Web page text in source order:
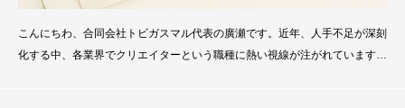
こんにちわ、合同会社トビガスマル代表の廣瀬です。近年、人手不足が深刻
化する中、各業界でクリエイターという職種に熱い視線が注がれています。